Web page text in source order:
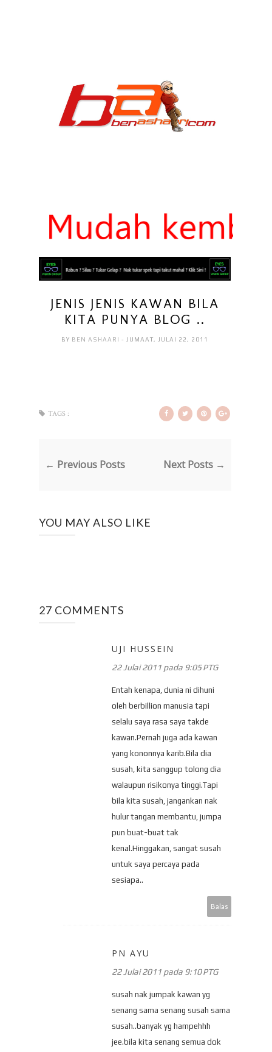
JENIS JENIS KAWAN BILA
KITA PUNYA BLOG ..
BY BEN ASHAARI- JUMAAT, JULAI 22, 2011
TAGS :
← Previous Posts Next Posts →
YOU MAY ALSO LIKE
27 COMMENTS
UJI HUSSEIN
22 Julai 2011 pada 9:05 PTG
Entah kenapa, dunia ni dihuni
oleh berbillion manusia tapi
selalu saya rasa saya takde
kawan.Pernah juga ada kawan
yang kononnya karib.Bila dia
susah, kita sanggup tolong dia
walaupun risikonya tinggi.Tapi
bila kita susah, jangankan nak
hulur tangan membantu, jumpa
pun buat-buat tak
kenal.Hinggakan, sangat susah
untuk saya percaya pada
sesiapa..
Balas
PN AYU
22 Julai 2011 pada 9:10 PTG
susah nak jumpak kawan yg
senang sama senang susah sama
susah..banyak yg hampehhh
jee.bila kita senang semua dok